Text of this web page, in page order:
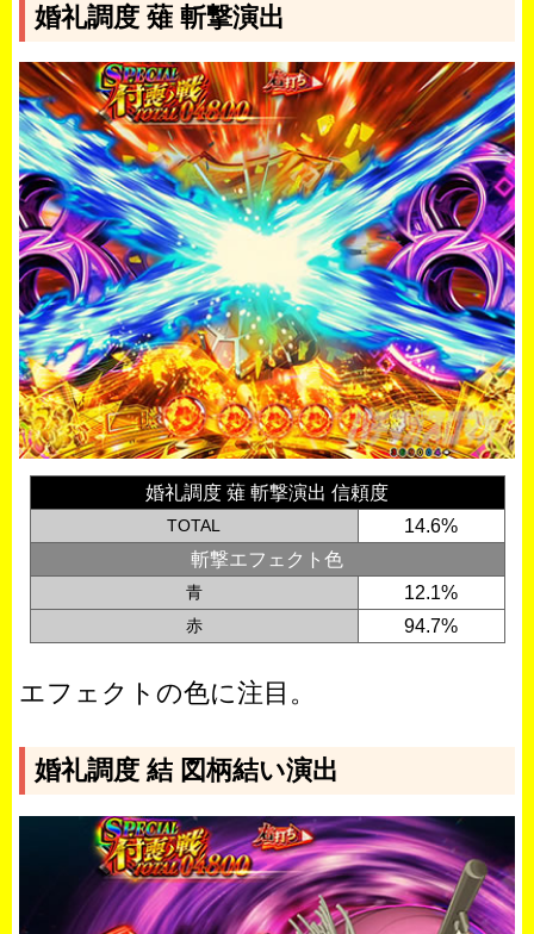
婚礼調度 薙 斬撃演出
婚礼調度 薙 斬撃演出 信頼度
TOTAL
14.6%
斬撃エフェクト色
青 12.1%
赤 94.7%
エフェクトの色に注目。
婚礼調度 結 図柄結い演出